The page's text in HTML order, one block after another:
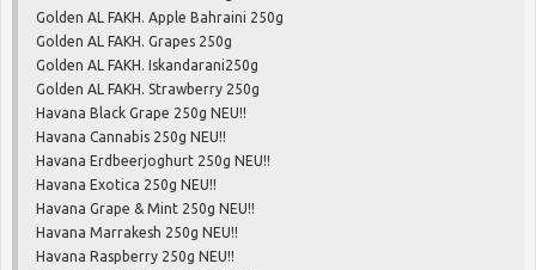
Golden AL FAKH. Apple Bahraini 250g
Golden AL FAKH. Grapes 250g
Golden AL FAKH. Iskandarani250g
Golden AL FAKH. Strawberry 250g
Havana Black Grape 250g NEU!!
Havana Cannabis 250g NEU!!
Havana Erdbeerjoghurt 250g NEU!!
Havana Exotica 250g NEU!!
Havana Grape & Mint 250g NEU!!
Havana Marrakesh 250g NEU!!
Havana Raspberry 250g NEU!!